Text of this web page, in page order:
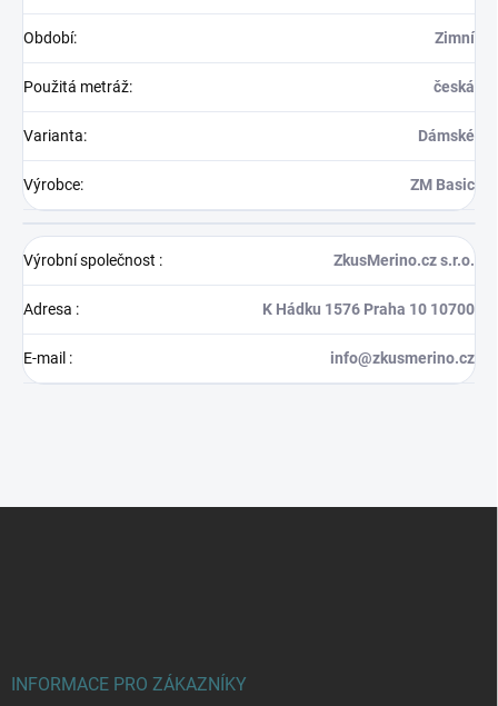
Období: Zimní
Použitá metráž: česká
Varianta: Dámské
Výrobce: ZM Basic
Výrobní společnost : ZkusMerino.cz s.r.o.
Adresa : K Hádku 1576 Praha 10 10700
E-mail : info@zkusmerino.cz
INFORMACE PRO ZÁKAZNÍKY